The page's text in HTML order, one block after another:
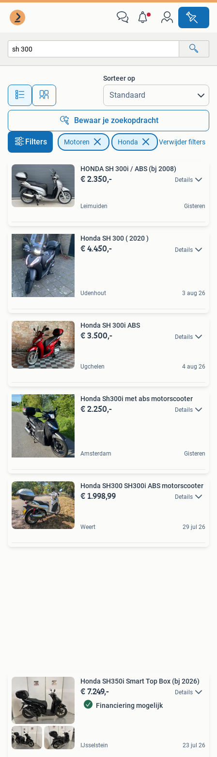
Alle afstanden…
Sorteer op
Bewaar je zoekopdracht
Filters Motoren Honda Verwijder filters
HONDA SH 300i / ABS (bj 2008)
€ 2.350,- Details
Leimuiden Gisteren
Honda SH 300 ( 2020 )
€ 4.450,- Details
Udenhout 3 aug 26
Honda SH 300i ABS
€ 3.500,- Details
Ugchelen 4 aug 26
Honda Sh300i met abs motorscooter
€ 2.250,- Details
Amsterdam Gisteren
Honda SH300 SH300i ABS motorscooter
€ 1.998,99 Details
Weert 29 jul 26
Honda SH350i Smart Top Box (bj 2026)
€ 7.249,- Details
Financiering mogelijk
IJsselstein 23 jul 26